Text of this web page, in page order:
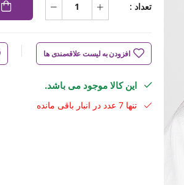
تعداد :
افزودن به لیست علاقه‌مندی ها
این کالا موجود می باشد.
تنها 7 عدد در انبار باقی مانده